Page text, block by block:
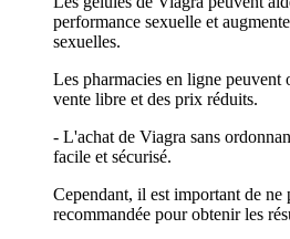
performance sexuelle et
sexuelles.
Les pharmacies en ligne peuvent
vente libre et des prix réduits.
- L'achat de Viagra sans
facile et sécurisé.
Cependant, il est important de ne
recommandée pour obtenir les